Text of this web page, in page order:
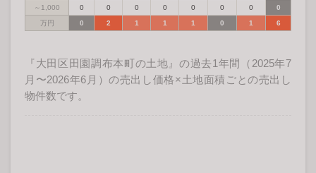
～1,000
0 0 0 0 0 0 0
0
万円
0 2 1 1 1 0 1 6
『大田区田園調布本町の土地』の過去1年間（2025年7
月〜2026年6月）の売出し価格×土地面積ごとの売出し
物件数です。